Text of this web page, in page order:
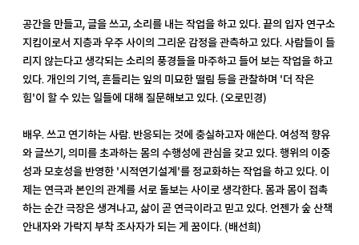
공간을 만들고, 글을 쓰고, 소리를 내는 작업을 하고 있다. 끝의 입자 연구소
지킴이로서 지층과 우주 사이의 그리운 감정을 관측하고 있다. 사람들이 들
리지 않는다고 생각되는 소리의 풍경들을 마주하고 들어 보는 작업을 하고
있다. 개인의 기억, 흔들리는 잎의 미묘한 떨림 등을 관찰하며 '더 작은
힘'이 할 수 있는 일들에 대해 질문해보고 있다. (오로민경)
배우. 쓰고 연기하는 사람. 반응되는 것에 충실하고자 애쓴다. 여성적 향유
와 글쓰기, 의미를 초과하는 몸의 수행성에 관심을 갖고 있다. 행위의 이중
성과 모호성을 반영한 '시적연기설계'를 정교화하는 작업을 하고 있다. 이
제는 연극과 본인의 관계를 서로 돌보는 사이로 생각한다. 몸과 몸이 접촉
하는 순간 극장은 생겨나고, 삶이 곧 연극이라고 믿고 있다. 언젠가 숲 산책
안내자와 가락지 부착 조사자가 되는 게 꿈이다. (배선희)